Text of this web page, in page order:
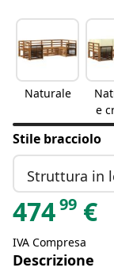
Naturale
e
Stile bracciolo
Struttura in
47499 €
IVA Compresa
Descrizione